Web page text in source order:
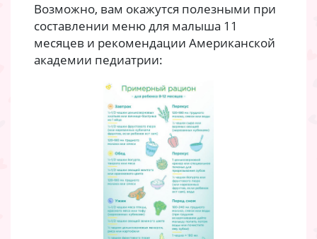
Возможно, вам окажутся полезными при
составлении меню для малыша 11
месяцев и рекомендации Американской
академии педиатрии: